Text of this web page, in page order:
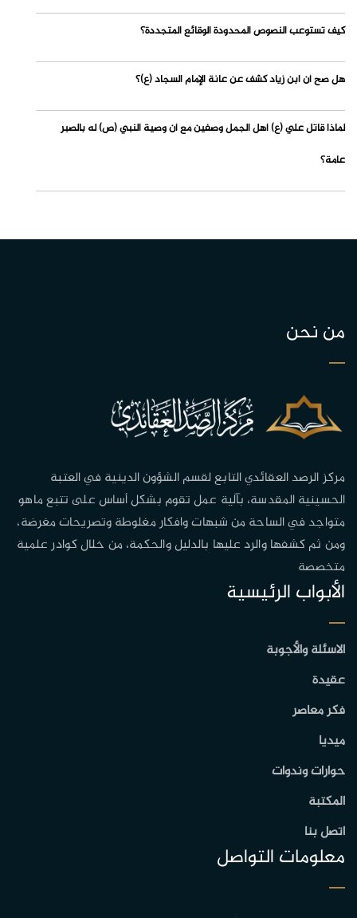
كيف تستوعب النصوص المحدودة الوقائع المتجددة؟
هل صح أن ابن زياد كشف عن عانة الإمام السجاد (ع)؟
لماذا قاتل علي (ع) أهل الجمل وصفين مع أن وصية النبي (ص) له بالصبر
عامة؟
من نحن
مركز الرصد العقائدي التابع لقسم الشؤون الدينية في العتبة
الحسينية المقدسة، بآلية عمل تقوم بشكل أساس على تتبع ماهو
متواجد في الساحة من شبهات وافكار مغلوطة وتصريحات مغرضة،
ومن ثم كشفها والرد عليها بالدليل والحكمة، من خلال كوادر علمية
متخصصة
الأبواب الرئيسية
الاسئلة والأجوبة
عقيدة
فكر معاصر
ميديا
حوارات وندوات
المكتبة
اتصل بنا
معلومات التواصل